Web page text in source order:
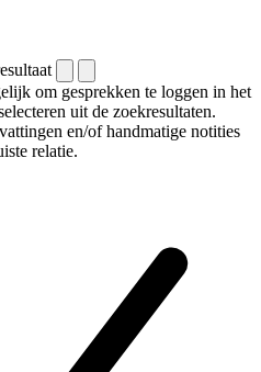
om gesprekken te loggen in het
uit de zoekresultaten.
en/of handmatige notities
relatie.